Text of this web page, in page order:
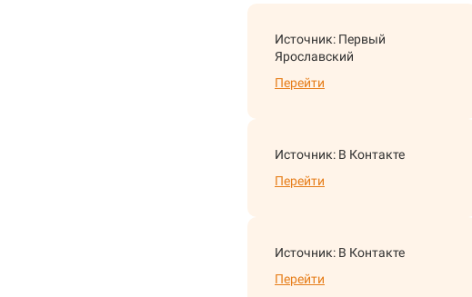
Источник: Первый
Ярославский
Перейти
Источник: В Контакте
Перейти
Источник: В Контакте
Перейти